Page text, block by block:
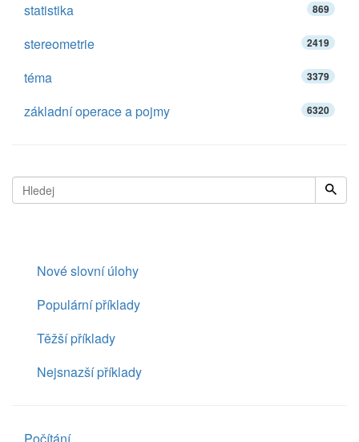
statistika 869
stereometrie 2419
téma 3379
základní operace a pojmy 6320
Nové slovní úlohy
Populární příklady
Těžší příklady
Nejsnazší příklady